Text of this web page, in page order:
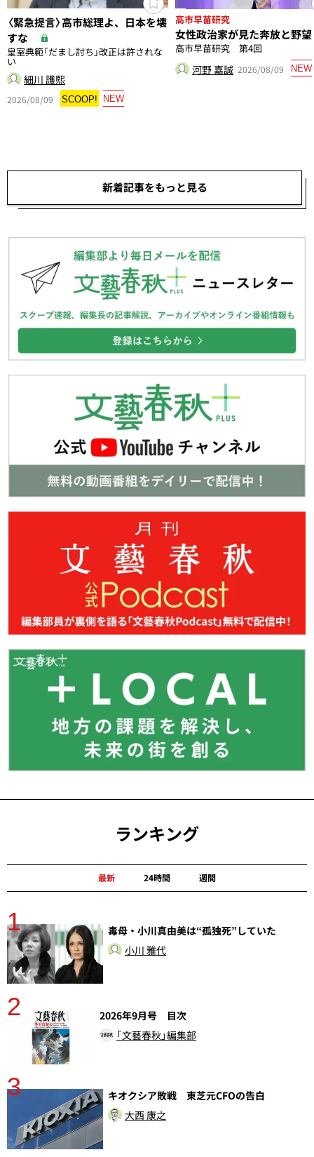
〈緊急提言〉高市総理よ、日本を壊
すな
皇室典範「だまし討ち」改正は許されな
い
細川 護熙
2026/08/09 SCOOP! NEW
高市早苗研究
女性政治家が見た奔放と野望
高市早苗研究 第4回
河野 嘉誠 2026/08/09 NEW
新着記事をもっと見る
ランキング
最新 24時間 週間
1
毒母・小川真由美は“孤独死”していた
小川 雅代
2
2026年9月号 目次
「文藝春秋」編集部
3
キオクシア敗戦 東芝元CFOの告白
大西 康之